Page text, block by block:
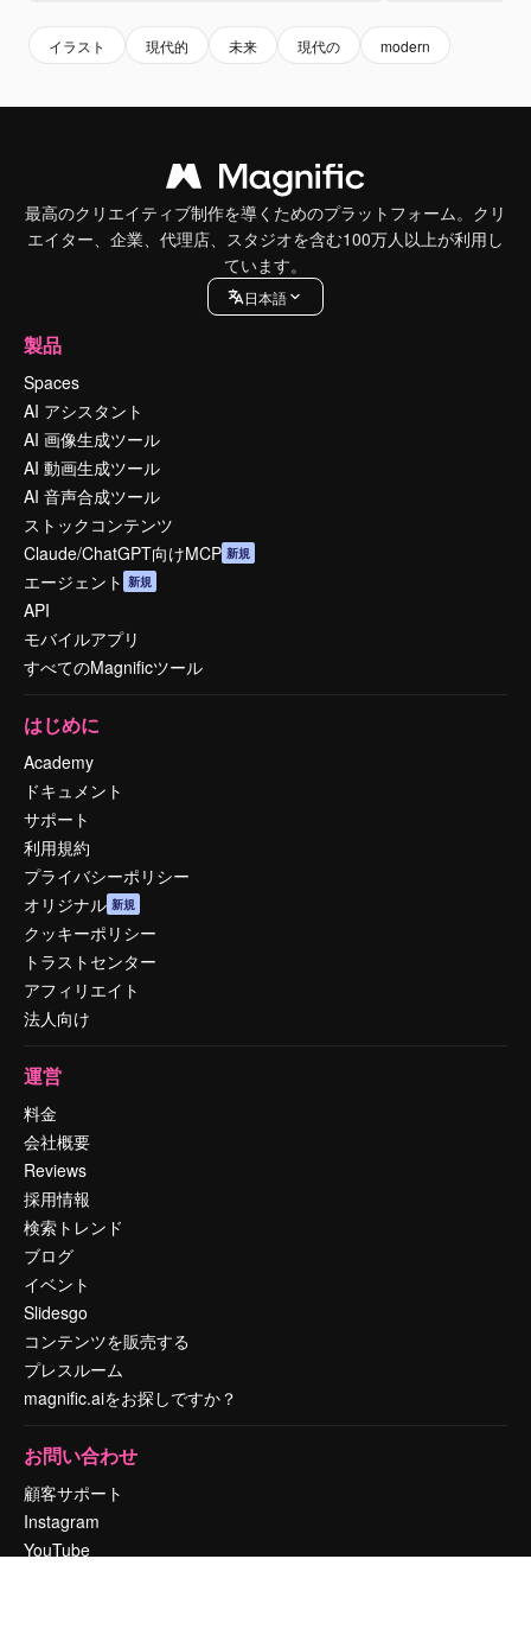
イラスト 現代的 未来 現代の modern
最高のクリエイティブ制作を導くためのプラットフォーム。クリ
エイター、企業、代理店、スタジオを含む100万人以上が利用し
ています。
日本語
製品
Spaces
AI アシスタント
AI 画像生成ツール
AI 動画生成ツール
AI 音声合成ツール
ストックコンテンツ
Claude/ChatGPT向けMCP 新規
エージェント 新規
API
モバイルアプリ
すべてのMagnificツール
はじめに
Academy
ドキュメント
サポート
利用規約
プライバシーポリシー
オリジナル 新規
クッキーポリシー
トラストセンター
アフィリエイト
法人向け
運営
料金
会社概要
Reviews
採用情報
検索トレンド
ブログ
イベント
Slidesgo
コンテンツを販売する
プレスルーム
magnific.aiをお探しですか？
お問い合わせ
顧客サポート
Instagram
YouTube